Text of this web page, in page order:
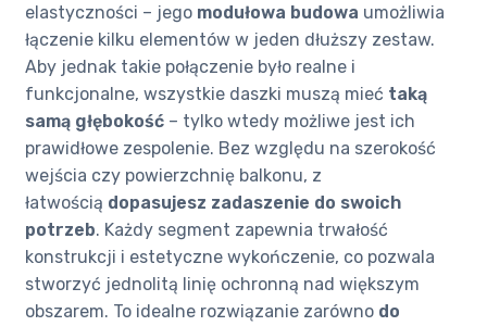
elastyczności – jego modułowa budowa umożliwia
łączenie kilku elementów w jeden dłuższy zestaw.
Aby jednak takie połączenie było realne i
funkcjonalne, wszystkie daszki muszą mieć taką
samą głębokość– tylko wtedy możliwe jest ich
prawidłowe zespolenie. Bez względu na szerokość
wejścia czy powierzchnię balkonu, z
łatwością dopasujesz zadaszenie do swoich
potrzeb. Każdy segment zapewnia trwałość
konstrukcji i estetyczne wykończenie, co pozwala
stworzyć jednolitą linię ochronną nad większym
obszarem. To idealne rozwiązanie zarówno do